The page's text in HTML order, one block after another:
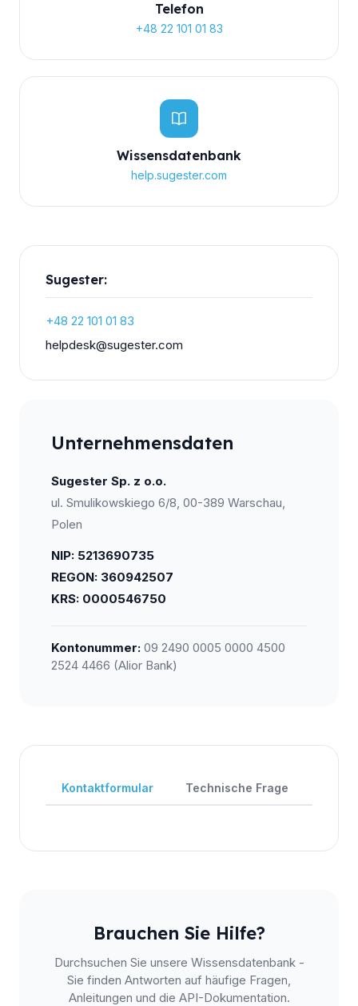
Telefon
+48 22 101 01 83
Wissensdatenbank
help.sugester.com
Sugester:
+48 22 101 01 83
moc.retsegus@ksedpleh
Unternehmensdaten
Sugester Sp. z o.o.
ul. Smulikowskiego 6/8, 00-389 Warschau,
Polen
NIP: 5213690735
REGON: 360942507
KRS: 0000546750
Kontonummer: 09 2490 0005 0000 4500
2524 4466 (Alior Bank)
Kontaktformular Technische Frage
Brauchen Sie Hilfe?
Durchsuchen Sie unsere Wissensdatenbank -
Sie finden Antworten auf häufige Fragen,
Anleitungen und die API-Dokumentation.